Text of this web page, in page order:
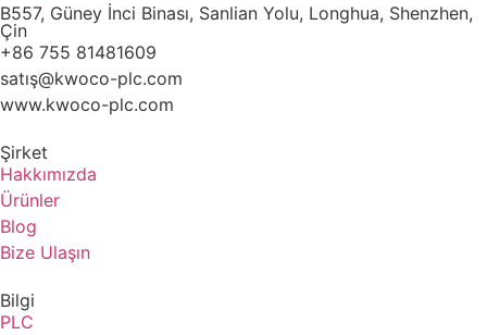
B557, Güney İnci Binası, Sanlian Yolu, Longhua, Shenzhen,
Çin
+86 755 81481609
satış@kwoco-plc.com
www.kwoco-plc.com
Şirket
Hakkımızda
Ürünler
Blog
Bize Ulaşın
Bilgi
PLC